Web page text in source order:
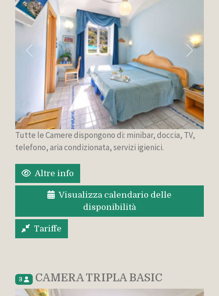
Indietro Avanti
Tutte le Camere dispongono di: minibar, doccia, TV,
telefono, aria condizionata, servizi igienici.
Altre info
Visualizza calendario delle
disponibilità
Tariffe
3 CAMERA TRIPLA BASIC